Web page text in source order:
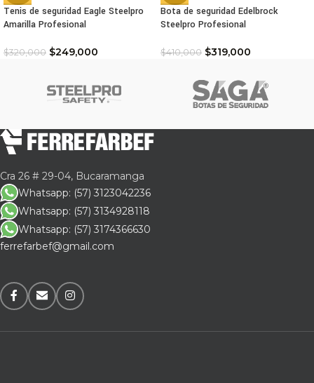
Tenis de seguridad Eagle Steelpro
Amarilla Profesional
$320,000 $249,000
Bota de seguridad Edelbrock
Steelpro Profesional
$410,000 $319,000
Cra 26 # 29-04, Bucaramanga
Whatsapp: (57) 3123042236
Whatsapp: (57) 3134928118
Whatsapp: (57) 3174366630
ferrefarbef@gmail.com